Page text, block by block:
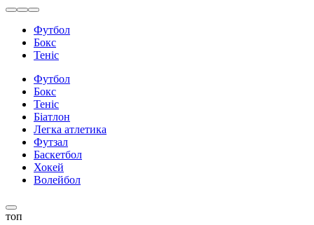
Футбол
Бокс
Теніс
Футбол
Бокс
Теніс
Біатлон
Легка атлетика
Футзал
Баскетбол
Хокей
Волейбол
топ